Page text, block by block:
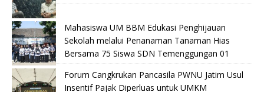
Mahasiswa UM BBM Edukasi Penghijauan
Sekolah melalui Penanaman Tanaman Hias
Bersama 75 Siswa SDN Temenggungan 01
Forum Cangkrukan Pancasila PWNU Jatim Usul
Insentif Pajak Diperluas untuk UMKM